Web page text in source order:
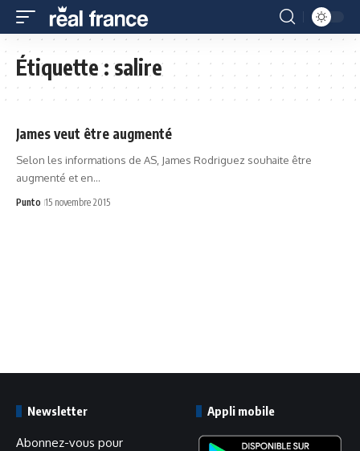
Étiquette :salire
James veut être augmenté
Selon les informations de AS, James Rodriguez souhaite être
augmenté et en…
Punto 15 novembre 2015
Newsletter
Abonnez-vous pour
Appli mobile